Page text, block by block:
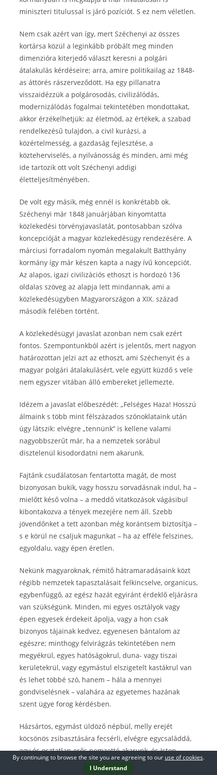
miniszteri titulussal is járó pozíciót. S ez nem véletlen.
Nem csak azért van így, mert Széchenyi az összes
kortársa közül a leginkább próbált meg minden
dimenzióra kiterjedő választ keresni a polgári
átalakulás kérdéseire; arra, amire politikailag az 1848-
as áttörés rászerveződött. Ha egy pillanatra
visszaidézzük a polgárosodás, civilizálódás,
modernizálódás fogalmai tekintetében mondottakat,
akkor érzékelhetjük: az életmód, az értékek, a szabad
rendelkezésű tulajdon, a civil kurázsi, a
közértelmesség, a gazdaság fejlesztése, a
közteherviselés, a nyilvánosság és minden, ami még
ide tartozik ott volt Széchenyi addigi
életteljesítményében.
De volt egy másik, még ennél is konkrétabb ok.
Széchenyi már 1848 januárjában kinyomtatta
közlekedési törvényjavaslatát, pontosabban szólva
koncepcióját a magyar közlekedésügy rendezésére. A
márciusi forradalom nyomán megalakult Batthyány
kormány így már készen kapta a nagy ívű koncepciót.
Az alapos, igazi civilizációs ethoszt is hordozó 136
oldalas szöveg az alapja lett mindannak, ami a
közlekedésügyben Magyarországon a XIX. század
második felében történt.
A közlekedésügyi javaslat azonban nem csak ezért
fontos. Szempontunkból azért is jelentős, mert nagyon
határozottan jelzi azt az ethoszt, ami Széchenyit és a
magyar polgári átalakulásért, vele együtt küzdő s vele
nem egyszer vitában álló embereket jellemezte.
Idézem a javaslat előbeszédét: „Felséges Haza! Hosszú
álmaink s több mint félszázados szónoklataink után
úgy látszik: elvégre „tennünk” is kellene valami
nagyobbszerűt már, ha a nemzetek sorábul
disztelenül kisodordatni nem akarunk.
Fajtánk csudálatosan fentartotta magát, de most
bizonyosan bukik, vagy hosszu sorvadásnak indul, ha –
mielőtt késő volna – a meddő vitatkozások vágásibul
kibontakozva a tények mezejére nem áll. Szebb
jövendőnket a tett azonban még korántsem biztosítja –
s e körül ne csaljuk magunkat – ha az efféle felszines,
egyoldalu, vagy épen éretlen.
Nekünk magyaroknak, rémitő hátramaradásaink közt
régibb nemzetek tapasztalásait felkincselve, organicus,
egybenfüggő, az egész hazát egyiránt érdeklő eljárásra
van szükségünk. Minden, mi egyes osztályok vagy
épen egyesek érdekeit ápolja, vagy a hon csak
bizonyos tájainak kedvez, egyenesen bántalom az
egészre; minthogy felvirágzás tekintetében nem
megyékrül, egyes hatóságokrul, duna- vagy tiszai
kerületekrül, vagy egymástul elszigetelt kastákrul van
és lehet többé szó, hanem – hála a mennyei
gondviselésnek – valahára az egyetemes hazának
szent ügye forog kérdésben.
Házsártos, egymást üldöző népbül, melly erejét
köcsönös zsibasztására fecsérli, elvégre egycsaláddá,
egy és osztatlan erős nemzetté akarunk, és Isten
segitségével fogunk összeforrni; mert csak igy válhat –
By continuing to browse the site you are agreeing to our use of cookies.
I Understand